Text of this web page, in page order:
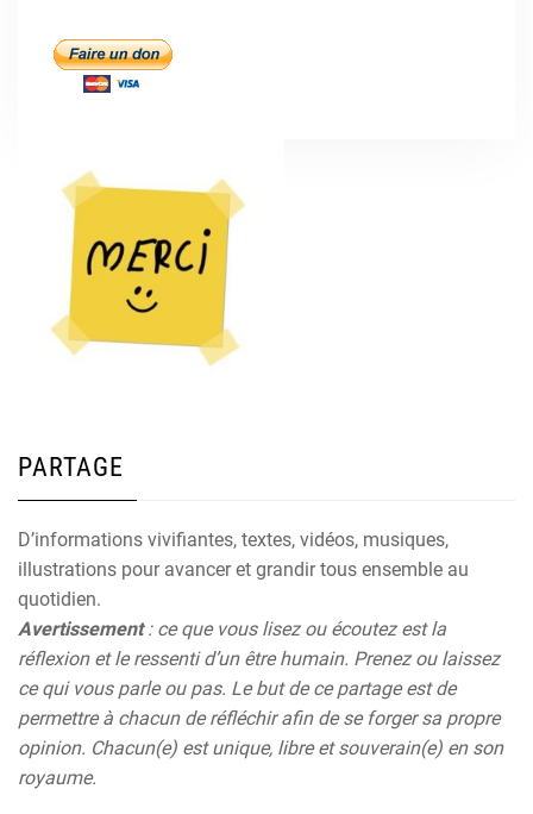
PARTAGE
D’informations vivifiantes, textes, vidéos, musiques,
illustrations pour avancer et grandir tous ensemble au
quotidien.
Avertissement: ce que vous lisez ou écoutez est la
réflexion et le ressenti d’un être humain. Prenez ou laissez
ce qui vous parle ou pas. Le but de ce partage est de
permettre à chacun de réfléchir afin de se forger sa propre
opinion. Chacun(e) est unique, libre et souverain(e) en son
royaume.